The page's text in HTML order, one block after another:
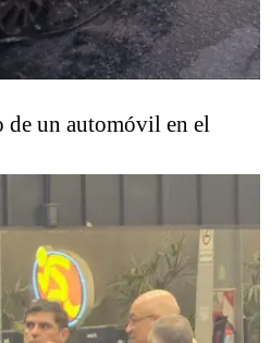
un automóvil en el